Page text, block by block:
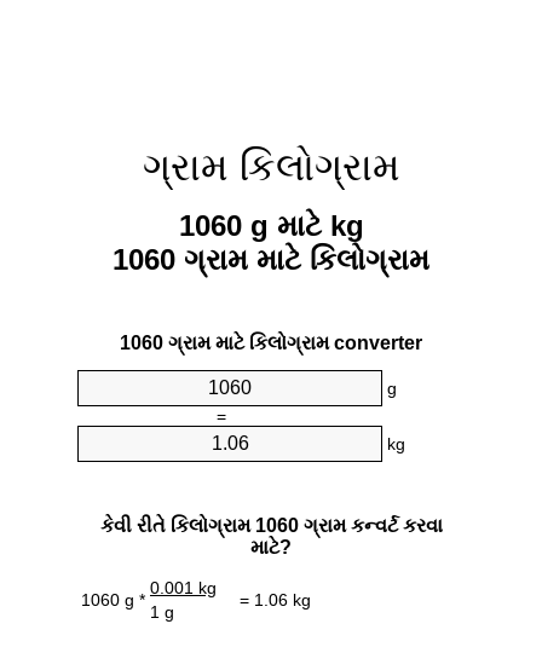
ગ્રામ કિલોગ્રામ
1060 g માટે kg
1060 ગ્રામ માટે કિલોગ્રામ
1060 ગ્રામ માટે કિલોગ્રામ converter
g
=
kg
કેવી રીતે કિલોગ્રામ 1060 ગ્રામ કન્વર્ટ કરવા
માટે?
1060 g *
0.001 kg
= 1.06 kg
1 g